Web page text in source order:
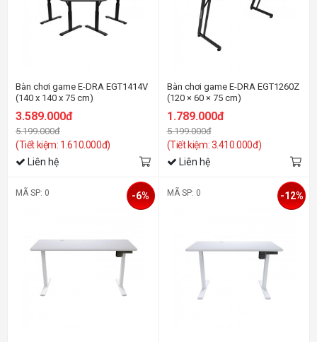
Bàn chơi game E-DRA EGT1414V
(140 x 140 x 75 cm)
3.589.000đ
5.199.000đ
(Tiết kiệm: 1.610.000đ)
Liên hệ
Bàn chơi game E-DRA EGT1260Z
(120 × 60 × 75 cm)
1.789.000đ
5.199.000đ
(Tiết kiệm: 3.410.000đ)
Liên hệ
MÃ SP: 0 -6% MÃ SP: 0 -12%